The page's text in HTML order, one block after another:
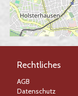
Rechtliches
AGB
Datenschutz